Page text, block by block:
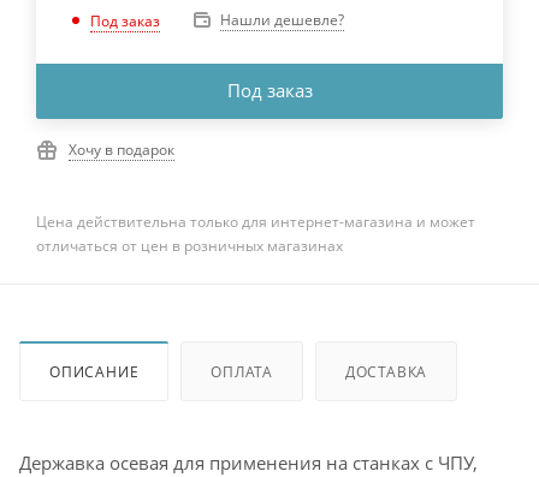
Под заказ Нашли дешевле?
Под заказ
Хочу в подарок
Цена действительна только для интернет-магазина и может
отличаться от цен в розничных магазинах
ОПИСАНИЕ ОПЛАТА ДОСТАВКА
Державка осевая для применения на станках с ЧПУ,